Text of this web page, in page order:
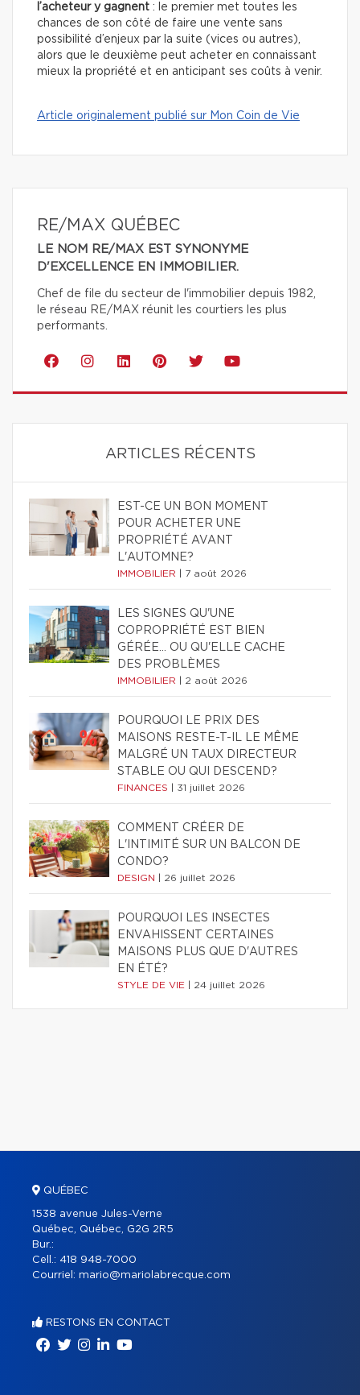
l’acheteur y gagnent : le premier met toutes les
chances de son côté de faire une vente sans
possibilité d’enjeux par la suite (vices ou autres),
alors que le deuxième peut acheter en connaissant
mieux la propriété et en anticipant ses coûts à venir.
Article originalement publié sur Mon Coin de Vie
RE/MAX QUÉBEC
LE NOM RE/MAX EST SYNONYME
D'EXCELLENCE EN IMMOBILIER.
Chef de file du secteur de l'immobilier depuis 1982,
le réseau RE/MAX réunit les courtiers les plus
performants.
ARTICLES RÉCENTS
EST-CE UN BON MOMENT
POUR ACHETER UNE
PROPRIÉTÉ AVANT
L'AUTOMNE?
IMMOBILIER 7 août 2026
LES SIGNES QU'UNE
COPROPRIÉTÉ EST BIEN
GÉRÉE… OU QU'ELLE CACHE
DES PROBLÈMES
IMMOBILIER 2 août 2026
POURQUOI LE PRIX DES
MAISONS RESTE-T-IL LE MÊME
MALGRÉ UN TAUX DIRECTEUR
STABLE OU QUI DESCEND?
FINANCES 31 juillet 2026
COMMENT CRÉER DE
L'INTIMITÉ SUR UN BALCON DE
CONDO?
DESIGN 26 juillet 2026
POURQUOI LES INSECTES
ENVAHISSENT CERTAINES
MAISONS PLUS QUE D'AUTRES
EN ÉTÉ?
STYLE DE VIE 24 juillet 2026
QUÉBEC
1538 avenue Jules-Verne
Québec, Québec, G2G 2R5
Bur.:
Cell.: 418 948-7000
Courriel: mario@mariolabrecque.com
RESTONS EN CONTACT